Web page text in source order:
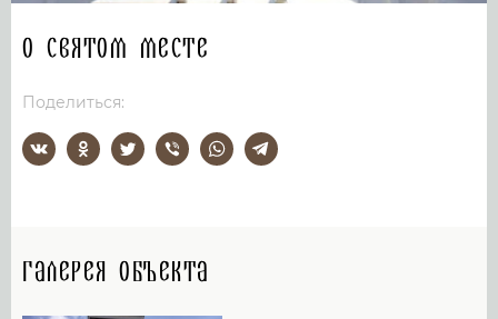
О святом месте
Поделиться:
Галерея объекта